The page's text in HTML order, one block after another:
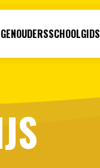
OUDERSSCHOOLGIDS